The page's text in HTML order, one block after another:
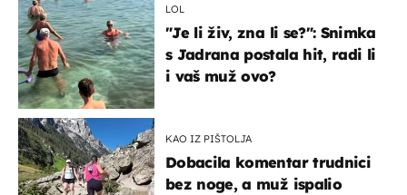
LOL
"Je li živ, zna li se?": Snimka
s Jadrana postala hit, radi li
i vaš muž ovo?
KAO IZ PIŠTOLJA
Dobacila komentar trudnici
bez noge, a muž ispalio